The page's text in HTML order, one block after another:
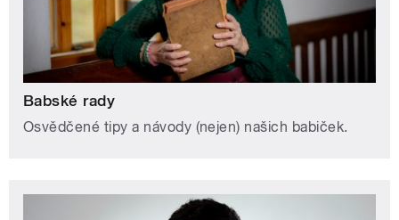
Babské rady
Osvědčené tipy a návody (nejen) našich babiček.